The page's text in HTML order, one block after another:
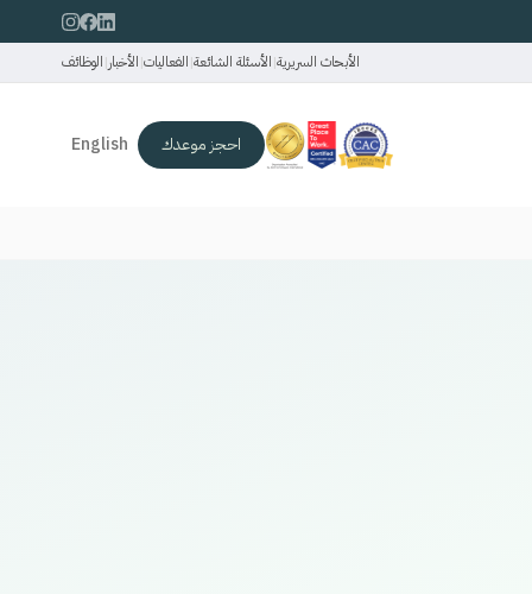
الأبحاث السريرية|الأسئلة الشائعة|الفعاليات|الأخبار|الوظائف
احجز موعدك English